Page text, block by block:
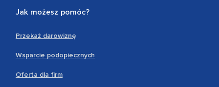
Jak możesz pomóc?
Przekaż darowiznę
Wsparcie podopiecznych
Oferta dla firm